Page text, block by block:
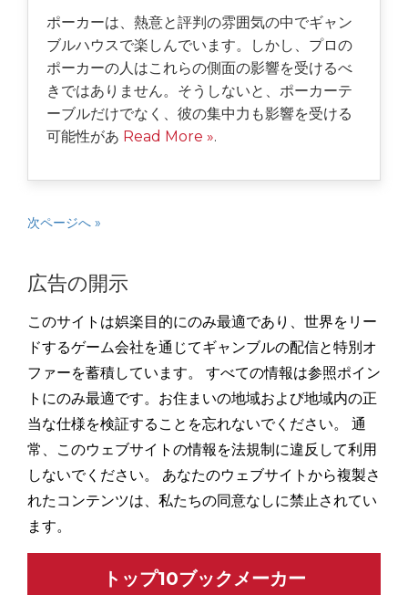
ポーカーは、熱意と評判の雰囲気の中でギャン
ブルハウスで楽しんでいます。しかし、プロの
ポーカーの人はこれらの側面の影響を受けるべ
きではありません。そうしないと、ポーカーテ
ーブルだけでなく、彼の集中力も影響を受ける
可能性があ Read More ».
次ページへ »
広告の開示
このサイトは娯楽目的にのみ最適であり、世界をリー
ドするゲーム会社を通じてギャンブルの配信と特別オ
ファーを蓄積しています。 すべての情報は参照ポイン
トにのみ最適です。お住まいの地域および地域内の正
当な仕様を検証することを忘れないでください。 通
常、このウェブサイトの情報を法規制に違反して利用
しないでください。 あなたのウェブサイトから複製さ
れたコンテンツは、私たちの同意なしに禁止されてい
ます。
トップ10ブックメーカー